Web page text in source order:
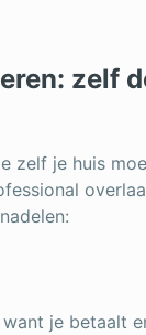
zelf
zelf je huis
want je betaalt